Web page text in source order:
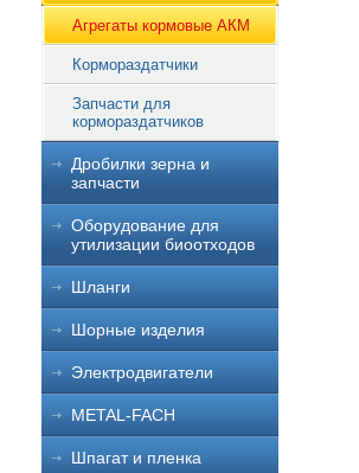
Агрегаты кормовые АКМ
Кормораздатчики
Запчасти для
кормораздатчиков
Дробилки зерна и
запчасти
Оборудование для
утилизации биоотходов
Шланги
Шорные изделия
Электродвигатели
METAL-FACH
Шпагат и пленка